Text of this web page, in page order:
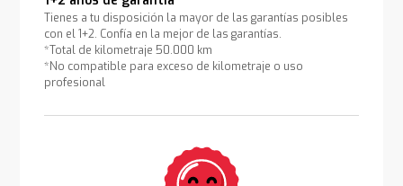
Tienes a tu disposición la mayor de las garantías posibles
con el 1+2. Confía en la mejor de las garantías.
*Total de kilometraje 50.000 km
*No compatible para exceso de kilometraje o uso
profesional